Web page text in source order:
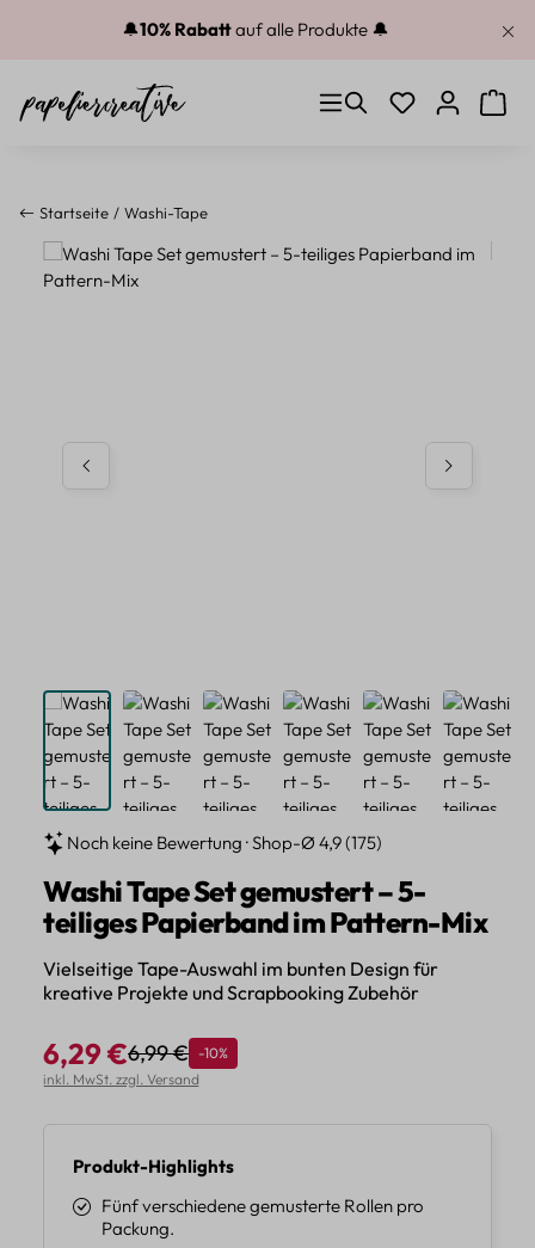
Zum Hauptinhalt springen
🔔10% Rabattauf alle Produkte 🔔
Du hast 0
Startseite Washi-Tape
Bildergalerie überspringen
Noch keine Bewertung · Shop-Ø 4,9 (175)
Washi Tape Set gemustert – 5-
teiliges Papierband im Pattern-Mix
Vielseitige Tape-Auswahl im bunten Design für
kreative Projekte und Scrapbooking Zubehör
Verkaufspreis:
6,29 €Regulärer Preis:
6,99 € Rabatt
-10%
inkl. MwSt. zzgl. Versand
Produkt-Highlights
Fünf verschiedene gemusterte Rollen pro
Packung.